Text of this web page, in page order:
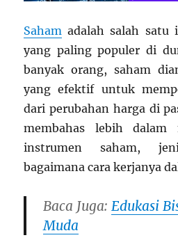
Saham adalah salah satu
yang paling populer di
banyak orang, saham
yang efektif untuk
dari perubahan harga di
membahas lebih dalam
instrumen saham,
bagaimana cara kerjanya
Baca Juga: Edukasi
Muda